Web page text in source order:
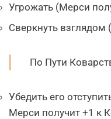
Угрожать (Мерси
Сверкнуть взглядом
По Пути
Убедить его
Мерси получит +1 к